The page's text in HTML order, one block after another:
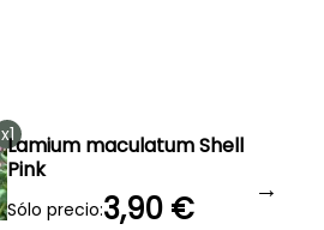
x1Lamium maculatum Shell
Pink
Sólo precio:3,90 € →